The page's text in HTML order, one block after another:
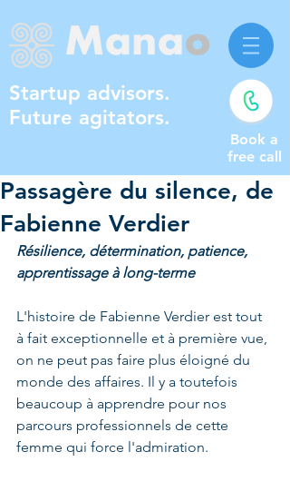
Startup advisors.
Future agitators.
Book a
free call
Passagère du silence, de
Fabienne Verdier
Résilience, détermination, patience,
apprentissage à long-terme
L'histoire de Fabienne Verdier est tout
à fait exceptionnelle et à première vue,
on ne peut pas faire plus éloigné du
monde des affaires. Il y a toutefois
beaucoup à apprendre pour nos
parcours professionnels de cette
femme qui force l'admiration.